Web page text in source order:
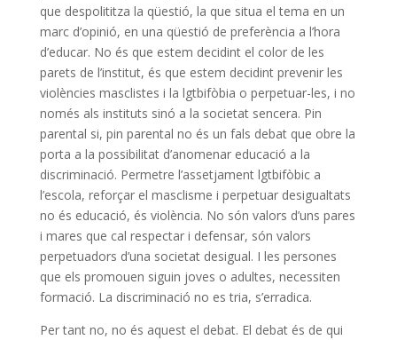
que despolititza la qüestió, la que situa el tema en un
marc d’opinió, en una qüestió de preferència a l’hora
d’educar. No és que estem decidint el color de les
parets de l’institut, és que estem decidint prevenir les
violències masclistes i la lgtbifòbia o perpetuar-les, i no
només als instituts sinó a la societat sencera. Pin
parental si, pin parental no és un fals debat que obre la
porta a la possibilitat d’anomenar educació a la
discriminació. Permetre l’assetjament lgtbifòbic a
l’escola, reforçar el masclisme i perpetuar desigualtats
no és educació, és violència. No són valors d’uns pares
i mares que cal respectar i defensar, són valors
perpetuadors d’una societat desigual. I les persones
que els promouen siguin joves o adultes, necessiten
formació. La discriminació no es tria, s’erradica.
Per tant no, no és aquest el debat. El debat és de qui